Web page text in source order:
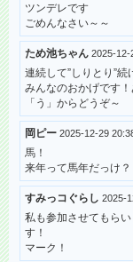
ツンデレです
ごめんなさい～～
ため池ちゃん 2025-
連続して”しりとり”続
みんなのおかげです！
「う」からどうぞ～
岡ピー 2025-12-29
馬！
来年って馬年だっけ？
すみっコぐらし 2025-
私も参加させてもら
す！
マーク！